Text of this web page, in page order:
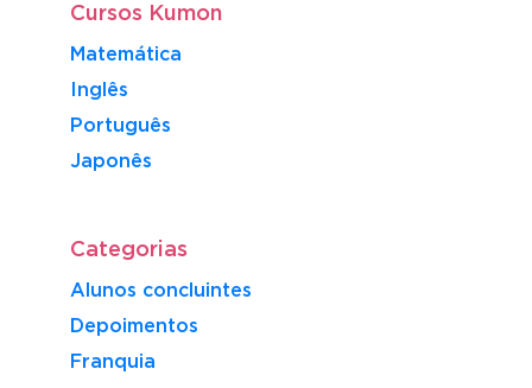
Cursos Kumon
Matemática
Inglês
Português
​Japonês
Categorias
Alunos concluintes
Depoimentos
Franquia